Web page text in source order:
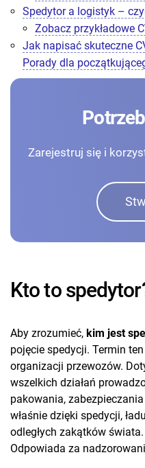
Spedytor a logistyk –
Zobacz przykładowe
Jak napisać skuteczne
Porady dla
Zarejestruj się i
Kto to
Aby zrozumieć, kim jest
pojęcie spedycji. Termin
organizacji przewozów.
wszelkich działań
pakowania,
właśnie dzięki spedycji,
odległych zakątków
Odpowiada za